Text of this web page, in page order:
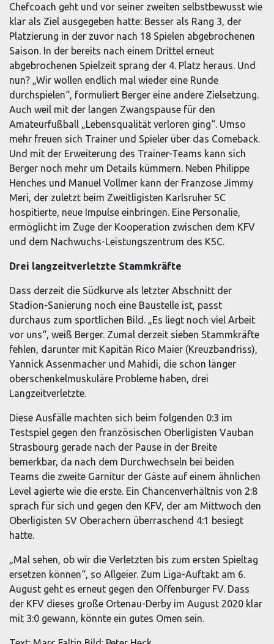
Chefcoach geht und vor seiner zweiten selbstbewusst wie
klar als Ziel ausgegeben hatte: Besser als Rang 3, der
Platzierung in der zuvor nach 18 Spielen abgebrochenen
Saison. In der bereits nach einem Drittel erneut
abgebrochenen Spielzeit sprang der 4. Platz heraus. Und
nun? „Wir wollen endlich mal wieder eine Runde
durchspielen“, formuliert Berger eine andere Zielsetzung.
Auch weil mit der langen Zwangspause für den
Amateurfußball „Lebensqualität verloren ging“. Umso
mehr freuen sich Trainer und Spieler über das Comeback.
Und mit der Erweiterung des Trainer-Teams kann sich
Berger noch mehr um Details kümmern. Neben Philippe
Henches und Manuel Vollmer kann der Franzose Jimmy
Meri, der zuletzt beim Zweitligisten Karlsruher SC
hospitierte, neue Impulse einbringen. Eine Personalie,
ermöglicht im Zuge der Kooperation zwischen dem KFV
und dem Nachwuchs-Leistungszentrum des KSC.
Drei langzeitverletzte Stammkräfte
Dass derzeit die Südkurve als letzter Abschnitt der
Stadion-Sanierung noch eine Baustelle ist, passt
durchaus zum sportlichen Bild. „Es liegt noch viel Arbeit
vor uns“, weiß Berger. Zumal derzeit sieben Stammkräfte
fehlen, darunter mit Kapitän Rico Maier (Kreuzbandriss),
Yannick Assenmacher und Mahidi, die schon länger
oberschenkelmuskuläre Probleme haben, drei
Langzeitverletzte.
Diese Ausfälle machten sich beim folgenden 0:3 im
Testspiel gegen den französischen Oberligisten Vauban
Strasbourg gerade nach der Pause in der Breite
bemerkbar, da nach dem Durchwechseln bei beiden
Teams die zweite Garnitur der Gäste auf einem ähnlichen
Level agierte wie die erste. Ein Chancenverhältnis von 2:8
sprach für sich und gegen den KFV, der am Mittwoch den
Oberligisten SV Oberachern überraschend 4:1 besiegt
hatte.
„Mal sehen, ob wir die Verletzten bis zum ersten Spieltag
ersetzen können“, so Allgeier. Zum Liga-Auftakt am 6.
August geht es erneut gegen den Offenburger FV. Dass
der KFV dieses große Ortenau-Derby im August 2020 klar
mit 3:0 gewann, könnte ein gutes Omen sein.